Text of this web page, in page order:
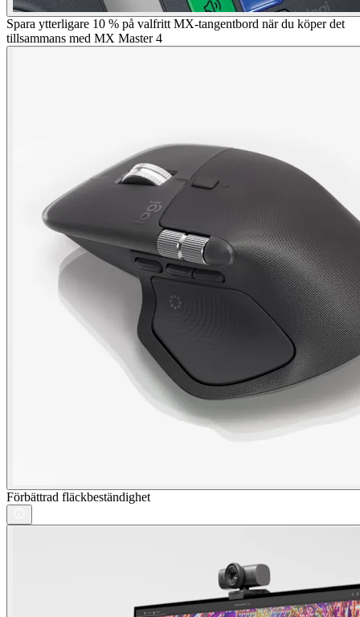
Spara ytterligare 10 % på valfritt MX-tangentbord när du köper det
tillsammans med MX Master 4
Förbättrad fläckbeständighet